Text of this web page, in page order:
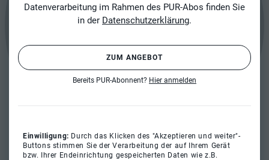
Datenverarbeitung im Rahmen des PUR-Abos finden Sie
in der Datenschutzerklärung.
ZUM ANGEBOT
Bereits PUR-Abonnent? Hier anmelden
Einwilligung: Durch das Klicken des "Akzeptieren und weiter"-
Buttons stimmen Sie der Verarbeitung der auf Ihrem Gerät
bzw. Ihrer Endeinrichtung gespeicherten Daten wie z.B.